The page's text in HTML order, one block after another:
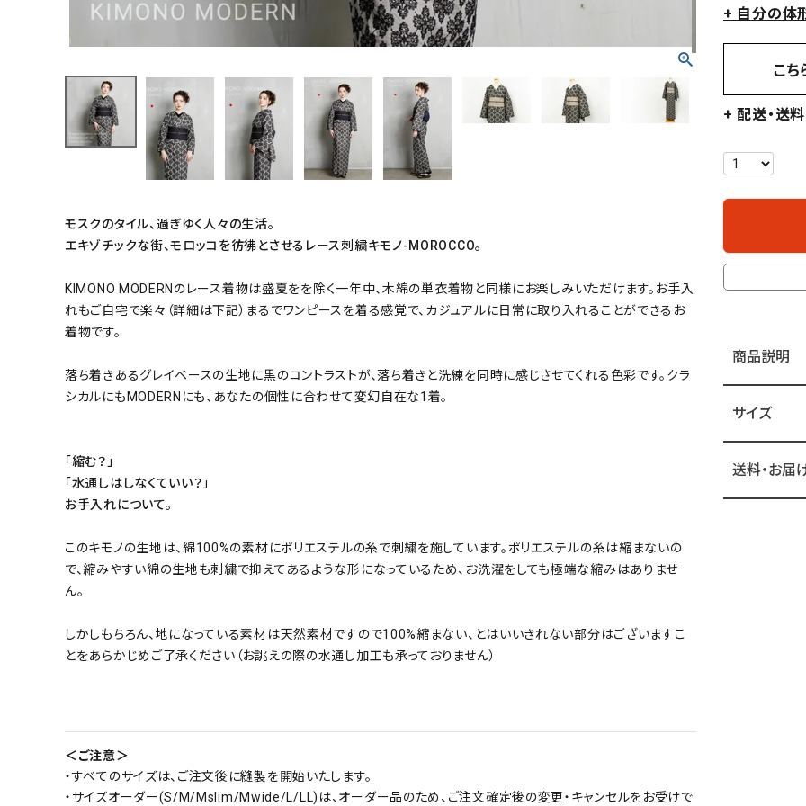
新作・キャンペーン
帯結び動画
SHOPPING GUIDE
INFORMATION
モスクのタイル、過ぎゆく人々の生活。
エキゾチックな街、モロッコを彷彿とさせるレース刺繍キモノ-MOROCCO。
KIMONO MODERNのレース着物は盛夏をを除く一年中、木綿の単衣着物と同様にお楽しみいただけます。お手入
れもご自宅で楽々（詳細は下記）まるでワンピースを着る感覚で、カジュアルに日常に取り入れることができるお
着物です。
落ち着きあるグレイベースの生地に黒のコントラストが、落ち着きと洗練を同時に感じさせてくれる色彩です。クラ
シカルにもMODERNにも、あなたの個性に合わせて変幻自在な1着。
「縮む？」
「水通しはしなくていい？」
お手入れについて。
このキモノの生地は、綿100%の素材にポリエステルの糸で刺繍を施しています。ポリエステルの糸は縮まないの
で、縮みやすい綿の生地も刺繍で抑えてあるような形になっているため、お洗濯をしても極端な縮みはありませ
ん。
しかしもちろん、地になっている素材は天然素材ですので100%縮まない、とはいいきれない部分はございますこ
とをあらかじめご了承ください（お誂えの際の水通し加工も承っておりません）
＜ご注意＞
・すべてのサイズは、ご注文後に縫製を開始いたします。
・サイズオーダー(S/M/Mslim/Mwide/L/LL)は、オーダー品のため、ご注文確定後の変更・キャンセルをお受けで
+ 自分の体
こ
+ 配送・送
商品説明
サイズ
送料・お届